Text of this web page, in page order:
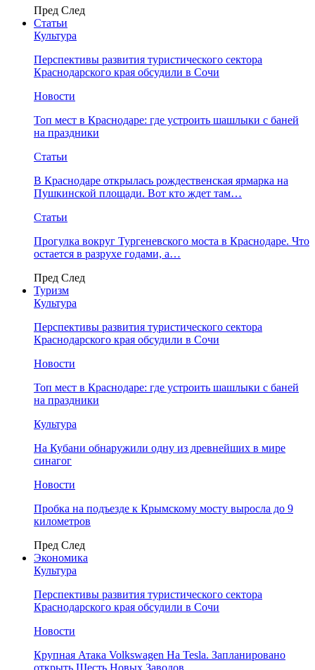
Пред След
Статьи
Культура
Перспективы развития туристического сектора
Краснодарского края обсудили в Сочи
Новости
Топ мест в Краснодаре: где устроить шашлыки с баней
на праздники
Статьи
В Краснодаре открылась рождественская ярмарка на
Пушкинской площади. Вот кто ждет там…
Статьи
Прогулка вокруг Тургеневского моста в Краснодаре. Что
остается в разрухе годами, а…
Пред След
Туризм
Культура
Перспективы развития туристического сектора
Краснодарского края обсудили в Сочи
Новости
Топ мест в Краснодаре: где устроить шашлыки с баней
на праздники
Культура
На Кубани обнаружили одну из древнейших в мире
синагог
Новости
Пробка на подъезде к Крымскому мосту выросла до 9
километров
Пред След
Экономика
Культура
Перспективы развития туристического сектора
Краснодарского края обсудили в Сочи
Новости
Крупная Атака Volkswagen На Tesla. Запланировано
открыть Шесть Новых Заводов